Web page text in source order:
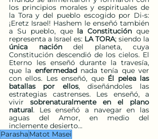
los principios morales y espirituales de
la Tora y del pueblo escogido por Di-s:
¡Eretz Israel! Hashem le enseñó también
a Su pueblo, que la Constitución que
representa a Israel es: LA TORA
única nación del planeta, cuya
Constitución descendió de los cielos. El
Eterno les enseñó durante la travesía,
que la enfermedad nada tenía que ver
con ellos. Les enseñó, que Él pelea las
batallas por ellos, diseñándoles las
estrategias castrenses. Les enseñó, a
vivir sobrenaturalmente en el plano
natural. Les enseñó a navegar en las
aguas del Amor, en medio del
inclemente desierto...
Parasha Matot Masei